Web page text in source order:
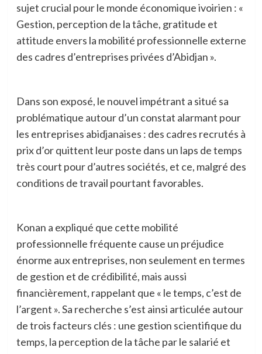
sujet crucial pour le monde économique ivoirien : «
Gestion, perception de la tâche, gratitude et
attitude envers la mobilité professionnelle externe
des cadres d’entreprises privées d’Abidjan ».
Dans son exposé, le nouvel impétrant a situé sa
problématique autour d’un constat alarmant pour
les entreprises abidjanaises : des cadres recrutés à
prix d’or quittent leur poste dans un laps de temps
très court pour d’autres sociétés, et ce, malgré des
conditions de travail pourtant favorables.
Konan a expliqué que cette mobilité
professionnelle fréquente cause un préjudice
énorme aux entreprises, non seulement en termes
de gestion et de crédibilité, mais aussi
financièrement, rappelant que « le temps, c’est de
l’argent ». Sa recherche s’est ainsi articulée autour
de trois facteurs clés : une gestion scientifique du
temps, la perception de la tâche par le salarié et